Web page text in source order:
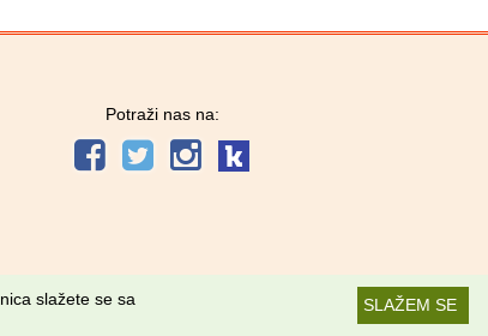
Potraži nas na:
SLAŽEM SE
slažete se sa